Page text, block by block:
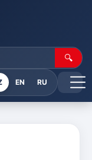
🔍
EN RU